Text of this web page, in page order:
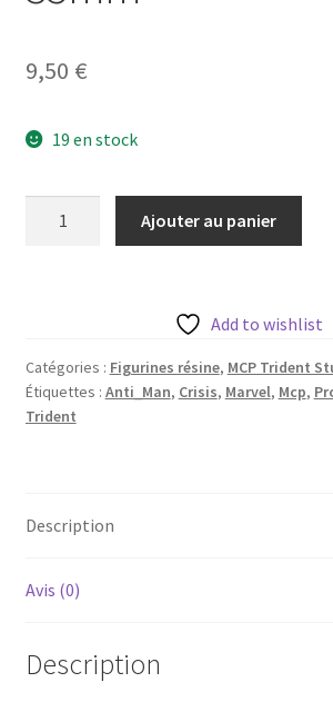
9,50 €
19 en stock
Studio
avec
sa
Ajouter au panier
Add to wishlist
Catégories : Figurines résine, MCP Trident
Étiquettes : Anti_Man, Crisis, Marvel, Mcp,
Trident
Description
Avis (0)
Description